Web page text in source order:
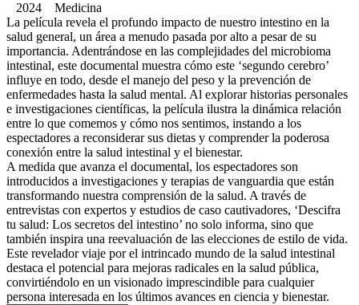
2024 Medicina
La película revela el profundo impacto de nuestro intestino en la
salud general, un área a menudo pasada por alto a pesar de su
importancia. Adentrándose en las complejidades del microbioma
intestinal, este documental muestra cómo este ‘segundo cerebro’
influye en todo, desde el manejo del peso y la prevención de
enfermedades hasta la salud mental. Al explorar historias personales
e investigaciones científicas, la película ilustra la dinámica relación
entre lo que comemos y cómo nos sentimos, instando a los
espectadores a reconsiderar sus dietas y comprender la poderosa
conexión entre la salud intestinal y el bienestar.
A medida que avanza el documental, los espectadores son
introducidos a investigaciones y terapias de vanguardia que están
transformando nuestra comprensión de la salud. A través de
entrevistas con expertos y estudios de caso cautivadores, ‘Descifra
tu salud: Los secretos del intestino’ no solo informa, sino que
también inspira una reevaluación de las elecciones de estilo de vida.
Este revelador viaje por el intrincado mundo de la salud intestinal
destaca el potencial para mejoras radicales en la salud pública,
convirtiéndolo en un visionado imprescindible para cualquier
persona interesada en los últimos avances en ciencia y bienestar.